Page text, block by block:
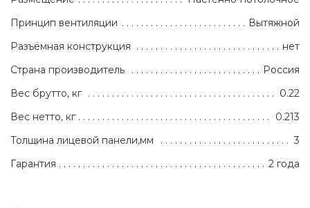
Принцип вентиляции
Вытяжной
Разъёмная конструкция
нет
Страна производитель
Россия
Вес брутто, кг
0.22
Вес нетто, кг
0.213
Толщина лицевой панели,мм
3
Гарантия
2 года